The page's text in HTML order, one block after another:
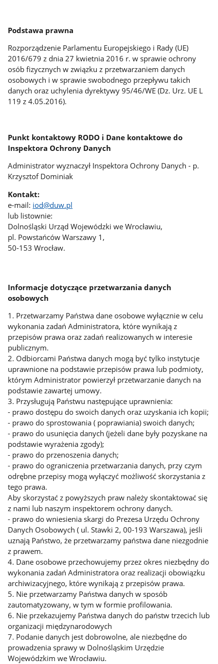
Podstawa prawna
Rozporządzenie Parlamentu Europejskiego i Rady (UE)
2016/679 z dnia 27 kwietnia 2016 r. w sprawie ochrony
osób fizycznych w związku z przetwarzaniem danych
osobowych i w sprawie swobodnego przepływu takich
danych oraz uchylenia dyrektywy 95/46/WE (Dz. Urz. UE L
119 z 4.05.2016).
Punkt kontaktowy RODO i Dane kontaktowe do
Inspektora Ochrony Danych
Administrator wyznaczył Inspektora Ochrony Danych - p.
Krzysztof Dominiak
Kontakt:
e-mail: iod@duw.pl
lub listownie:
Dolnośląski Urząd Wojewódzki we Wrocławiu,
pl. Powstańców Warszawy 1,
50-153 Wrocław.
Informacje dotyczące przetwarzania danych
osobowych
1. Przetwarzamy Państwa dane osobowe wyłącznie w celu
wykonania zadań Administratora, które wynikają z
przepisów prawa oraz zadań realizowanych w interesie
publicznym.
2. Odbiorcami Państwa danych mogą być tylko instytucje
uprawnione na podstawie przepisów prawa lub podmioty,
którym Administrator powierzył przetwarzanie danych na
podstawie zawartej umowy.
3. Przysługują Państwu następujące uprawnienia:
- prawo dostępu do swoich danych oraz uzyskania ich kopii;
- prawo do sprostowania ( poprawiania) swoich danych;
- prawo do usunięcia danych (jeżeli dane były pozyskane na
podstawie wyrażenia zgody);
- prawo do przenoszenia danych;
- prawo do ograniczenia przetwarzania danych, przy czym
odrębne przepisy mogą wyłączyć możliwość skorzystania z
tego prawa.
Aby skorzystać z powyższych praw należy skontaktować się
z nami lub naszym inspektorem ochrony danych.
- prawo do wniesienia skargi do Prezesa Urzędu Ochrony
Danych Osobowych ( ul. Stawki 2, 00-193 Warszawa), jeśli
uznają Państwo, że przetwarzamy państwa dane niezgodnie
z prawem.
4. Dane osobowe przechowujemy przez okres niezbędny do
wykonania zadań Administratora oraz realizacji obowiązku
archiwizacyjnego, które wynikają z przepisów prawa.
5. Nie przetwarzamy Państwa danych w sposób
zautomatyzowany, w tym w formie profilowania.
6. Nie przekazujemy Państwa danych do państw trzecich lub
organizacji międzynarodowych
7. Podanie danych jest dobrowolne, ale niezbędne do
prowadzenia sprawy w Dolnośląskim Urzędzie
Wojewódzkim we Wrocławiu.